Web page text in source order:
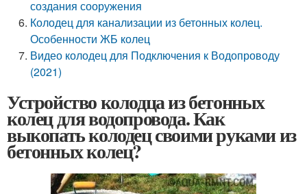
создания сооружения
Колодец для канализации из бетонных колец.
Особенности ЖБ колец
Видео колодец для Подключения к Водопроводу
(2021)
Устройство колодца из бетонных
колец для водопровода. Как
выкопать колодец своими руками из
бетонных колец?